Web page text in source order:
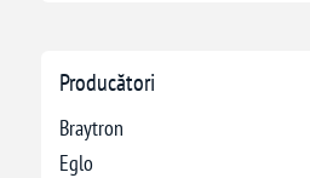
Producători
Braytron
Eglo